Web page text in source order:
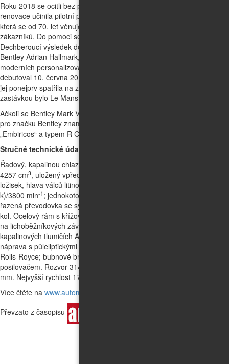
Roku 2018 se ocitli bez peněz. Naštěstí je zaštítila továrna Bentley. Z
renovace učinila pilotní projekt odborníků své speciální divize Mulliner,
která se od 70. let věnuje personifikacím a speciálním přáním
zákazníků. Do pomoci se spontánně zapojily i další divize automobilky.
Dechberoucí výsledek dovednosti řemeslníků ocenil i tehdejší šéf
Bentley Adrian Hallmark, jenž ujistil, že jejich talent využije „i při stavbě
moderních personalizovaných Bentley“. Znovuzrozený krasavec
debutoval 10. června 2019 při stoletých oslavách značky a veřejnost
jej ponejprv spatřila na zářiovém londýnském Salon Privé 2019. Další
zastávkou bylo Le Mans Classic 2023.
Ačkoli se Bentley Mark V Corniche nikdy do sériové výroby nedostal,
pro značku Bentley znamená zacelení mezery mezi prototypem
„Embiricos“ a typem R Continental z roku 1952.
Stručné technické údaje
Řadový, kapalinou chlazený atmosféricky plněný čtyřdobý šestiválec
4257 cm3, uložený vpředu podélně, OHV 2V (ozubené soukolí), sedm
ložisek, hlava válců litinová, blok z hliníkové slitiny, 106 kW (144
k)/3800 min-1 ; jednokotoučová suchá spojka, čtyřstupňová manuálně
řazená převodovka se synchronizací 3. a 4. stupně, pohon zadních
kol. Ocelový rám s křížovou výztuhou, vpředu nezávislé zavěšení kol
na lichoběžníkových závěsech, vinutých pružinách a pákových
kapalinových tlumičích Armstrong, zkrutný stabilizátor, vzadu tuhá
náprava s půleliptickými listovými péry, teleskopické kapalinové tlumiče
Rolls-Royce; bubnové brzdy Girling s mechanickým ovládáním a
posilovačem. Rozvor 3149 mm, rozchod 1429/1473 mm, šířka 1753
mm. Nejvyšší rychlost 176 km/h.
Více čtěte na www.automobilrevue.cz
Převzato z časopisu